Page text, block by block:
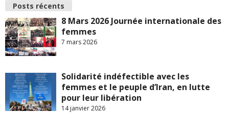
Posts récents
8 Mars 2026 Journée internationale des
femmes
7 mars 2026
Solidarité indéfectible avec les
femmes et le peuple d’Iran, en lutte
pour leur libération
14 janvier 2026